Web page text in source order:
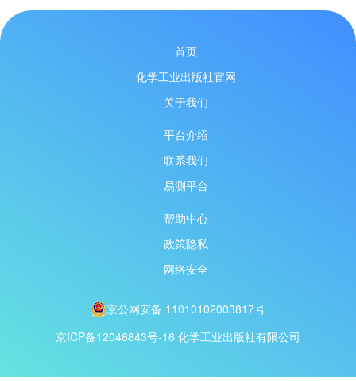
首页
化学工业出版社官网
关于我们
平台介绍
联系我们
易测平台
帮助中心
政策隐私
网络安全
京公网安备 11010102003817号
京ICP备12046843号-16 化学工业出版社有限公司